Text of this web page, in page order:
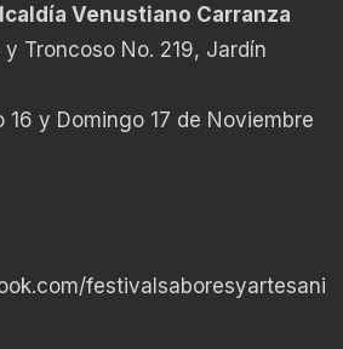
Venustiano Carranza
Troncoso No. 219, Jardín
16 y Domingo 17 de Noviembre